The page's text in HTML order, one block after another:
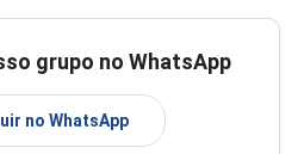
grupo no WhatsApp
no WhatsApp